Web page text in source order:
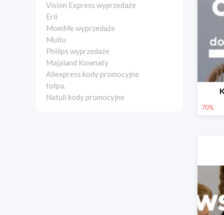
Vision Express wyprzedaże
Erli
MomMe wyprzedaże
Multu
Philips wyprzedaże
Majaland Kownaty
Aliexpress kody promocyjne
tołpa.
Natuli kody promocyjne
70%